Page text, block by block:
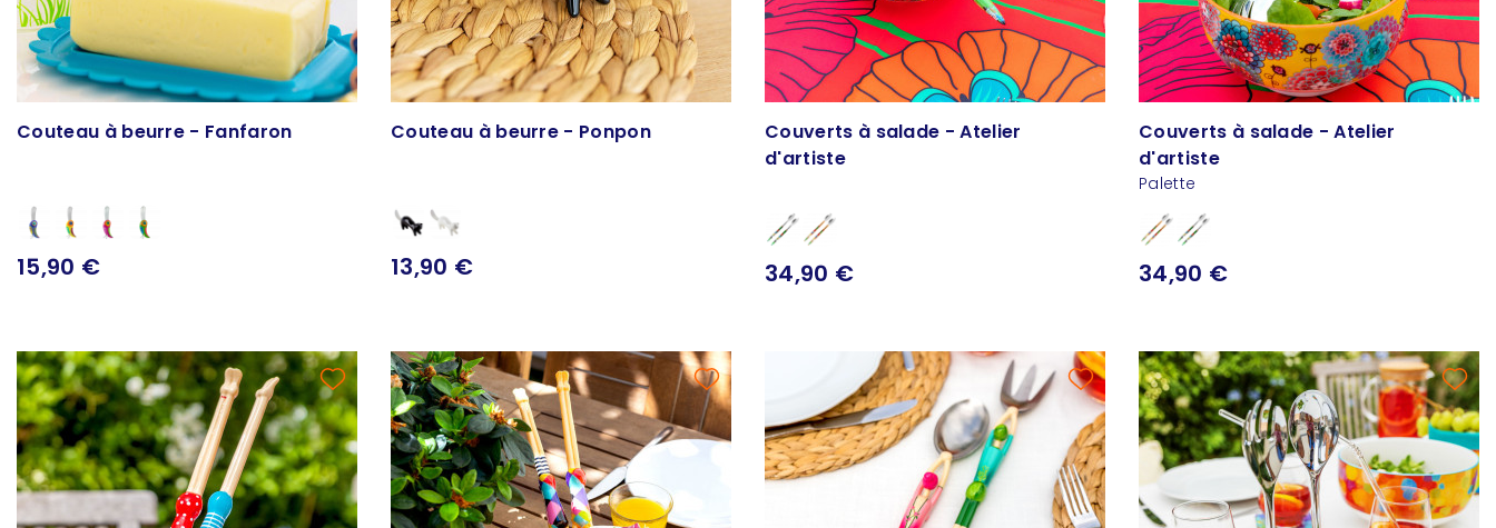
Couteau à beurre - Fanfaron
15,90 €
Couteau à beurre - Ponpon
13,90 €
Couverts à salade - Atelier
d'artiste
34,90 €
Couverts à salade - Atelier
d'artiste
Palette
34,90 €